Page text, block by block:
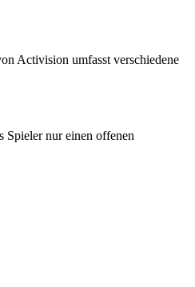
Activision umfasst verschiedene
Spieler nur einen offenen